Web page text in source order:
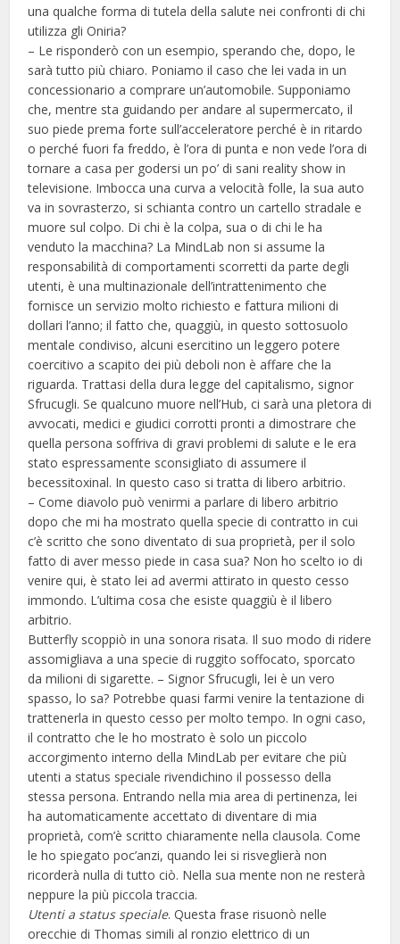
una qualche forma di tutela della salute nei confronti di chi
utilizza gli Oniria?
– Le risponderò con un esempio, sperando che, dopo, le
sarà tutto più chiaro. Poniamo il caso che lei vada in un
concessionario a comprare un’automobile. Supponiamo
che, mentre sta guidando per andare al supermercato, il
suo piede prema forte sull’acceleratore perché è in ritardo
o perché fuori fa freddo, è l’ora di punta e non vede l’ora di
tornare a casa per godersi un po’ di sani reality show in
televisione. Imbocca una curva a velocità folle, la sua auto
va in sovrasterzo, si schianta contro un cartello stradale e
muore sul colpo. Di chi è la colpa, sua o di chi le ha
venduto la macchina? La MindLab non si assume la
responsabilità di comportamenti scorretti da parte degli
utenti, è una multinazionale dell’intrattenimento che
fornisce un servizio molto richiesto e fattura milioni di
dollari l’anno; il fatto che, quaggiù, in questo sottosuolo
mentale condiviso, alcuni esercitino un leggero potere
coercitivo a scapito dei più deboli non è affare che la
riguarda. Trattasi della dura legge del capitalismo, signor
Sfrucugli. Se qualcuno muore nell’Hub, ci sarà una pletora di
avvocati, medici e giudici corrotti pronti a dimostrare che
quella persona soffriva di gravi problemi di salute e le era
stato espressamente sconsigliato di assumere il
becessitoxinal. In questo caso si tratta di libero arbitrio.
– Come diavolo può venirmi a parlare di libero arbitrio
dopo che mi ha mostrato quella specie di contratto in cui
c’è scritto che sono diventato di sua proprietà, per il solo
fatto di aver messo piede in casa sua? Non ho scelto io di
venire qui, è stato lei ad avermi attirato in questo cesso
immondo. L’ultima cosa che esiste quaggiù è il libero
arbitrio.
Butterfly scoppiò in una sonora risata. Il suo modo di ridere
assomigliava a una specie di ruggito soffocato, sporcato
da milioni di sigarette. – Signor Sfrucugli, lei è un vero
spasso, lo sa? Potrebbe quasi farmi venire la tentazione di
trattenerla in questo cesso per molto tempo. In ogni caso,
il contratto che le ho mostrato è solo un piccolo
accorgimento interno della MindLab per evitare che più
utenti a status speciale rivendichino il possesso della
stessa persona. Entrando nella mia area di pertinenza, lei
ha automaticamente accettato di diventare di mia
proprietà, com’è scritto chiaramente nella clausola. Come
le ho spiegato poc’anzi, quando lei si risveglierà non
ricorderà nulla di tutto ciò. Nella sua mente non ne resterà
neppure la più piccola traccia.
Utenti a status speciale. Questa frase risuonò nelle
orecchie di Thomas simili al ronzio elettrico di un